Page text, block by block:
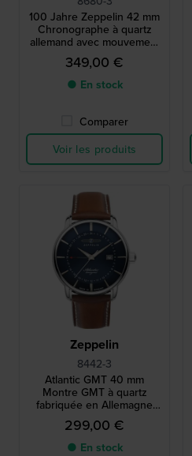
100 Jahre Zeppelin 42 mm
Chronographe à quartz
allemand avec mouvement
suisse et cadran
luminescent
349,00 €
● En stock
Comparer
Voir les produits
Zeppelin
8442-3
Atlantic GMT 40 mm
Montre GMT à quartz
fabriquée en Allemagne
avec mouvement suisse
299,00 €
● En stock